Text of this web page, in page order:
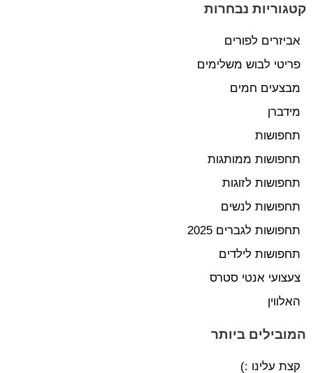
קטגוריות נבחרות
אביזרים לפורים
פריטי לבוש משלימים
מבצעים חמים
מידברן
תחפושות
תחפושות ממותגות
תחפושות לזוגות
תחפושות לנשים
תחפושות לגברים 2025
תחפושות לילדים
צעצועי אנטי סטרס
האלווין
המובילים ביותר
קצת עלינו :)